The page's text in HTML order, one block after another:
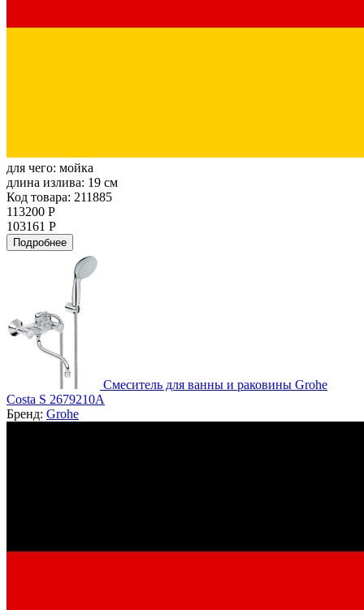
для чего: мойка
длина излива: 19 см
Код товара: 211885
113200 Р
103161 Р
Подробнее
Смеситель для ванны и раковины Grohe
Costa S 2679210A
Бренд: Grohe